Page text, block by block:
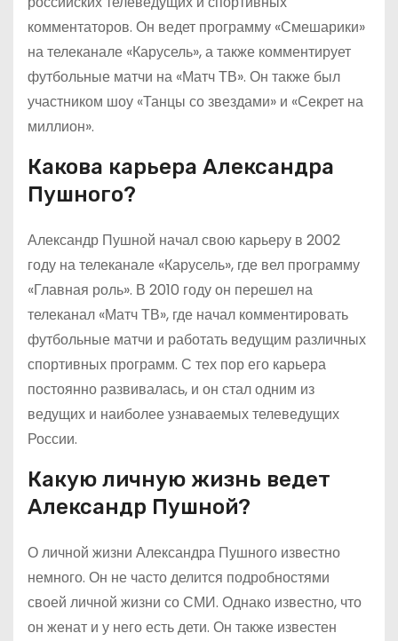
комментаторов. Он ведет программу «Смешарики»
на телеканале «Карусель», а также комментирует
футбольные матчи на «Матч ТВ». Он также был
участником шоу «Танцы со звездами» и «Секрет на
миллион».
Какова карьера Александра
Пушного?
Александр Пушной начал свою карьеру в 2002
году на телеканале «Карусель», где вел программу
«Главная роль». В 2010 году он перешел на
телеканал «Матч ТВ», где начал комментировать
футбольные матчи и работать ведущим различных
спортивных программ. С тех пор его карьера
постоянно развивалась, и он стал одним из
ведущих и наиболее узнаваемых телеведущих
России.
Какую личную жизнь ведет
Александр Пушной?
О личной жизни Александра Пушного известно
немного. Он не часто делится подробностями
своей личной жизни со СМИ. Однако известно, что
он женат и у него есть дети. Он также известен